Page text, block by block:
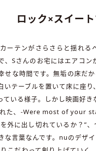
ロック×スイー
ーテンがさらさらと揺れ
、Sさんのお宅にはエアコ
せな時間です。無垢の床だ
テーブルを置いて床に座
いる様子。しかし映画好
た、-Were most of your
外に出し切れているか？”
な言葉なんです。nuのデザ